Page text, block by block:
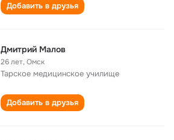
Добавить в друзья
Дмитрий Малов
26 лет,Омск
Тарское медицинское училище
Добавить в друзья